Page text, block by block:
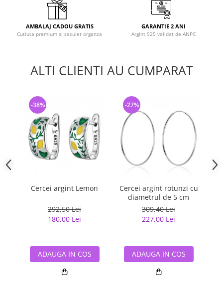
AMBALAJ CADOU GRATIS
Cutiuta premium si saculet organza
GARANTIE 2 ANI
Argint 925 validat de ANPC
ALTI CLIENTI AU CUMPARAT
Cercei argint Lemon
292,50 Lei
180,00 Lei
-38%
ADAUGA IN COS
Cercei argint rotunzi cu
diametrul de 5 cm
309,40 Lei
227,00 Lei
-27%
ADAUGA IN COS